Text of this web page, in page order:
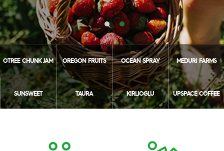
OTREE CHUNK JAM OREGON FRUITS OCEAN SPRAY MEDURI FARMS
SUNSWEET TAURA KIRLIOGLU UPSPACE COFFEE